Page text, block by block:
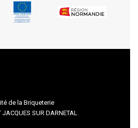
de la Briqueterie
SUR DARNETAL